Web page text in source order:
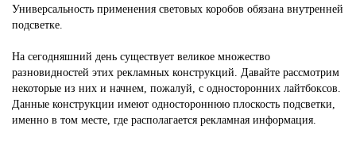
Универсальность применения световых коробов обязана внутренней
подсветке.
На сегодняшний день существует великое множество
разновидностей этих рекламных конструкций. Давайте рассмотрим
некоторые из них и начнем, пожалуй, с односторонних лайтбоксов.
Данные конструкции имеют одностороннюю плоскость подсветки,
именно в том месте, где располагается рекламная информация.